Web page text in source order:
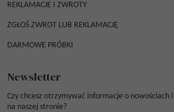
REKLAMACJE I ZWROTY
ZGŁOŚ ZWROT LUB REKLAMACJĘ
DARMOWE PRÓBKI
Newsletter
Czy chcesz otrzymywać informacje o nowościach
na naszej stronie?